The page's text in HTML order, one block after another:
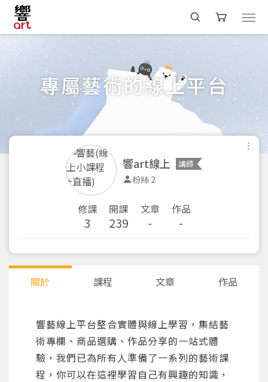
專屬藝術的線上平台
響art線上 講師
粉絲 2
修課
3
開課
239
文章
-
作品
-
關於 課程 文章 作品
響藝線上平台整合實體與線上學習，集結藝
術專欄、商品選購、作品分享的一站式體
驗，我們已為所有人準備了一系列的藝術課
程，你可以在這裡學習自己有興趣的知識，